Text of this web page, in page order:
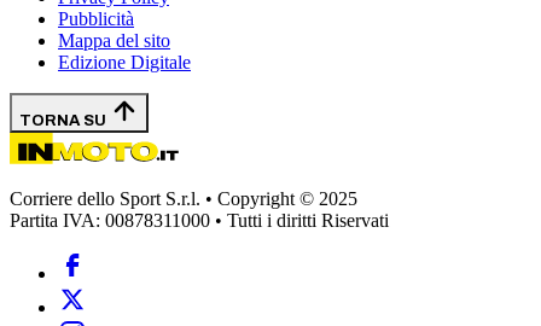
Pubblicità
Mappa del sito
Edizione Digitale
TORNA SU
Corriere dello Sport S.r.l. • Copyright © 2025
Partita IVA: 00878311000 • Tutti i diritti Riservati